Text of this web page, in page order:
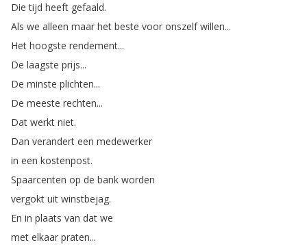
Die tijd heeft gefaald.
Als we alleen maar het beste voor onszelf willen...
Het hoogste rendement...
De laagste prijs...
De minste plichten...
De meeste rechten...
Dat werkt niet.
Dan verandert een medewerker
in een kostenpost.
Spaarcenten op de bank worden
vergokt uit winstbejag.
En in plaats van dat we
met elkaar praten...